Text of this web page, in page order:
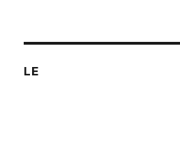
LE